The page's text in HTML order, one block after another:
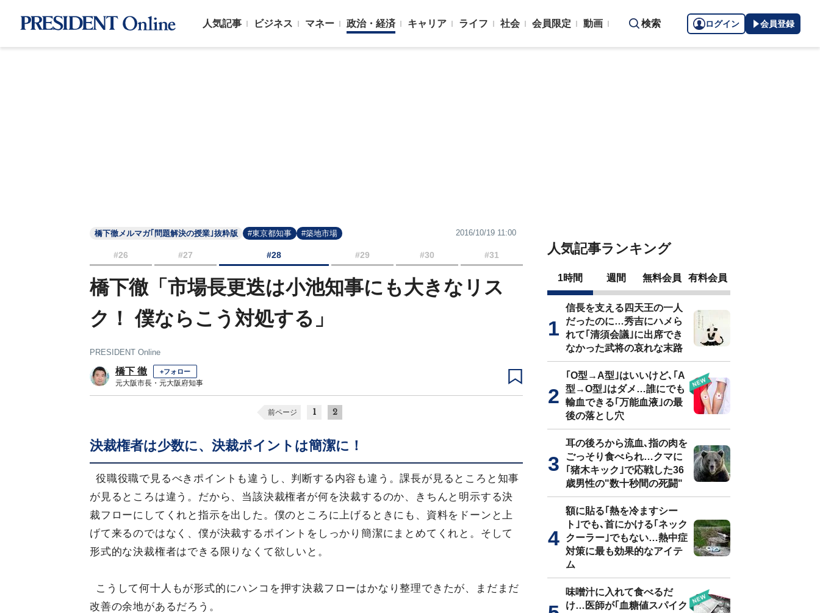
人気記事 ビジネス マネー 政治・経済 キャリア ライフ 社会 会員限定 動画 検索 ログイン 会員登録
橋下徹メルマガ｢問題解決の授業｣抜粋版 #東京都知事 #築地市場 2016/10/19 11:00
#26 #27 #28 #29 #30 #31
橋下徹「市場長更迭は小池知事にも大きなリス
ク！ 僕ならこう対処する」
PRESIDENT Online
橋下 徹 +フォロー
元大阪市長・元大阪府知事
前ページ 1 2
決裁権者は少数に、決裁ポイントは簡潔に！
役職役職で見るべきポイントも違うし、判断する内容も違う。課長が見るところと知事
が見るところは違う。だから、当該決裁権者が何を決裁するのか、きちんと明示する決
裁フローにしてくれと指示を出した。僕のところに上げるときにも、資料をドーンと上
げて来るのではなく、僕が決裁するポイントをしっかり簡潔にまとめてくれと。そして
形式的な決裁権者はできる限りなくて欲しいと。
こうして何十人もが形式的にハンコを押す決裁フローはかなり整理できたが、まだまだ
改善の余地があるだろう。
人気記事ランキング
1時間 週間 無料会員 有料会員
信長を支える四天王の一人
だったのに…秀吉にハメら
れて｢清須会議｣に出席でき
なかった武将の哀れな末路
｢O型→A型｣はいいけど､｢A
型→O型｣はダメ…誰にでも
輸血できる｢万能血液｣の最
後の落とし穴
耳の後ろから流血､指の肉を
ごっそり食べられ…クマに
｢猪木キック｣で応戦した36
歳男性の"数十秒間の死闘"
額に貼る｢熱を冷ますシー
ト｣でも､首にかける｢ネック
クーラー｣でもない…熱中症
対策に最も効果的なアイテ
ム
味噌汁に入れて食べるだ
け…医師が｢血糖値スパイク